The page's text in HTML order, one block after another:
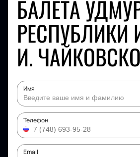
БАЛЕТА
РЕСПУБЛИКИ
И.
Имя
Телефон
Email